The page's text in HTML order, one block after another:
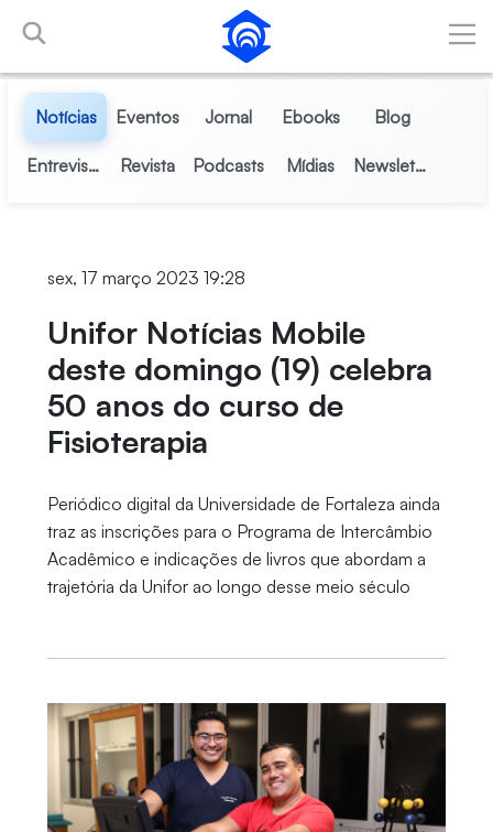
Pular para o Conteúdo principal
Notícias Eventos Jornal Ebooks Blog
Entrevistas Revista Podcasts Mídias Newsletter
sex, 17 março 2023 19:28
Unifor Notícias Mobile
deste domingo (19) celebra
50 anos do curso de
Fisioterapia
Periódico digital da Universidade de Fortaleza ainda
traz as inscrições para o Programa de Intercâmbio
Acadêmico e indicações de livros que abordam a
trajetória da Unifor ao longo desse meio século